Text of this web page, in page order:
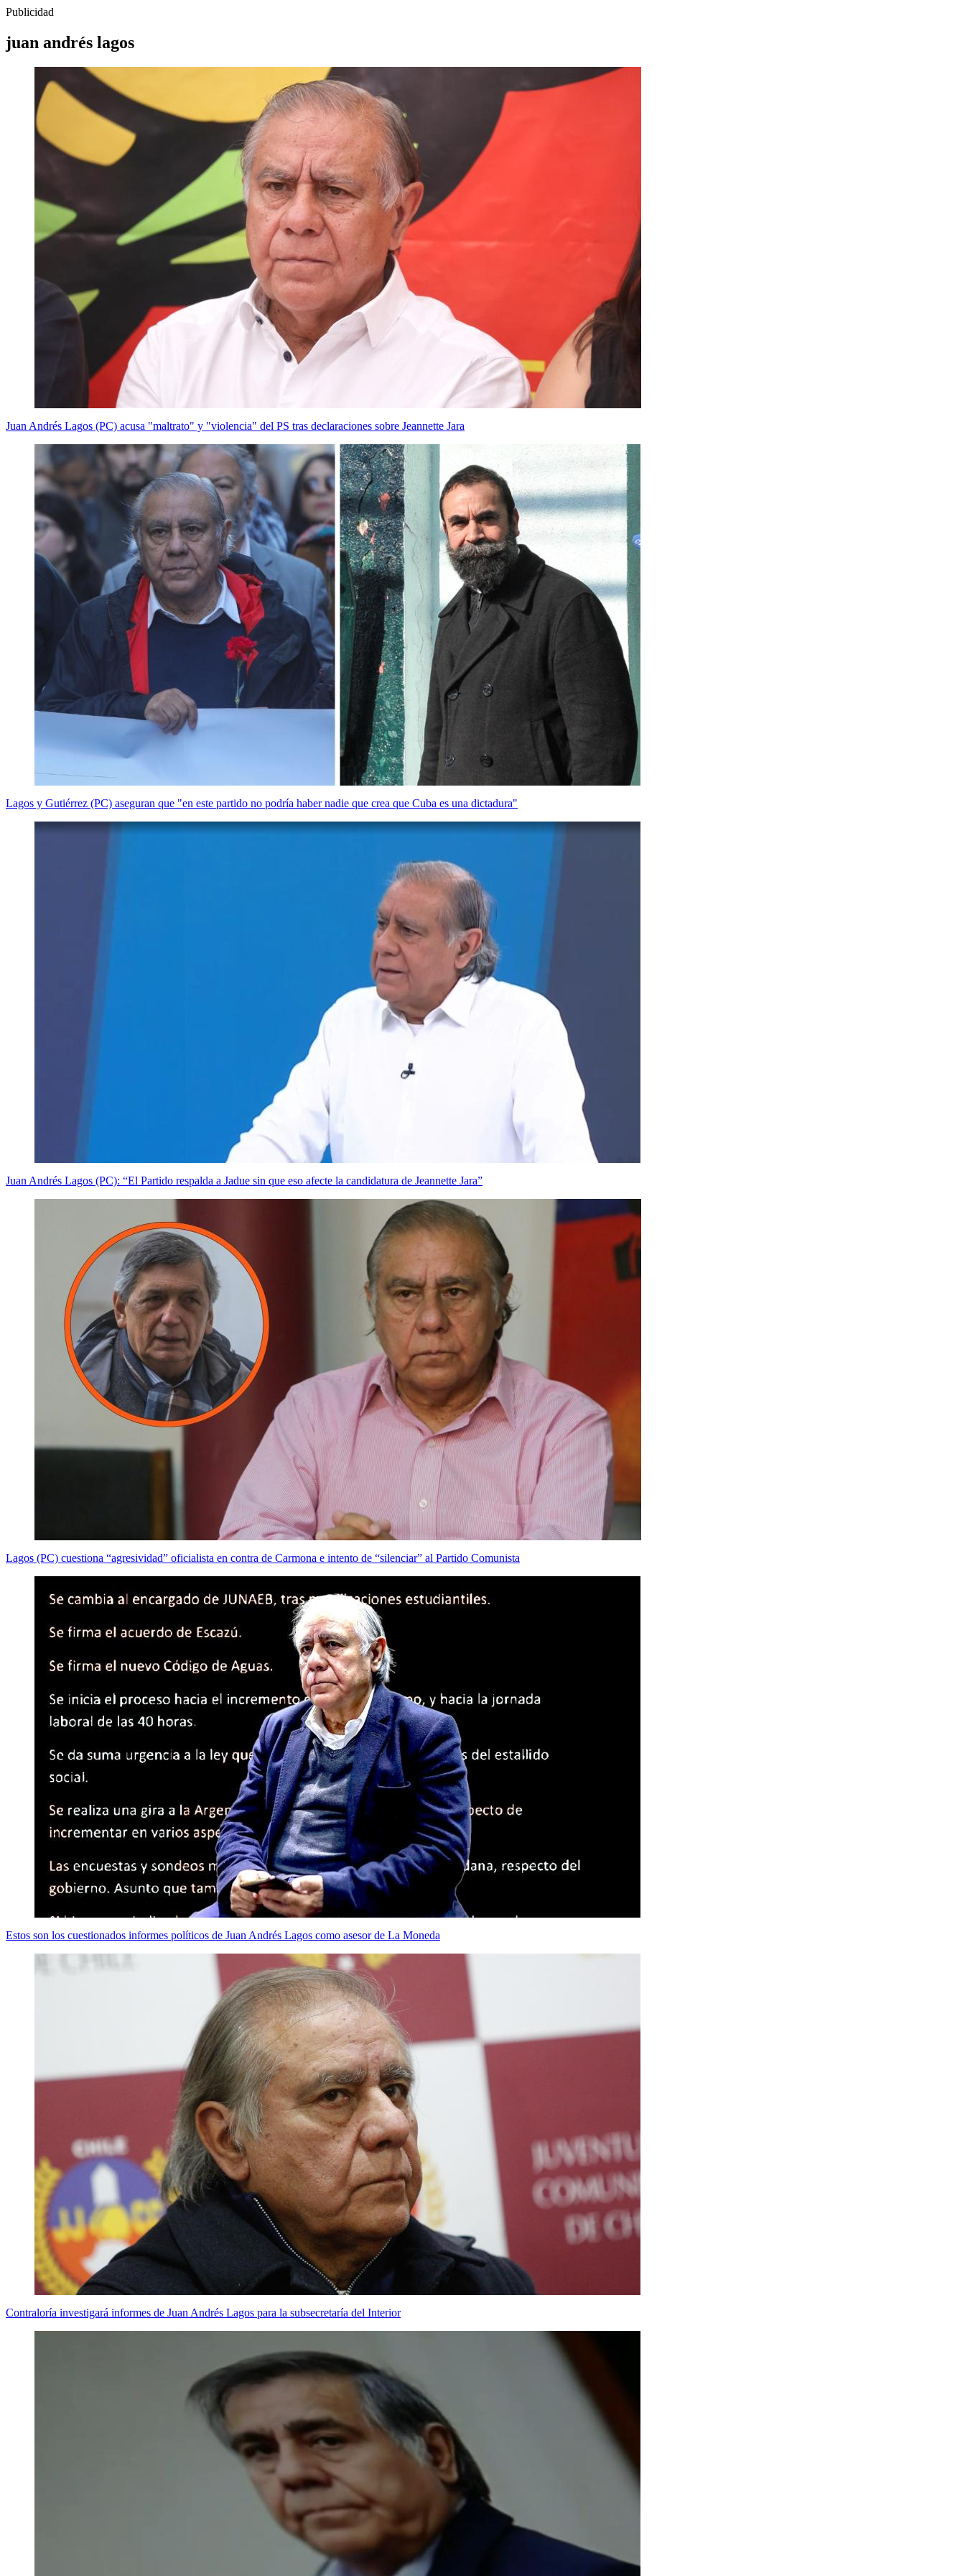
Publicidad
juan andrés lagos
Juan Andrés Lagos (PC) acusa "maltrato" y "violencia" del PS tras declaraciones sobre Jeannette Jara
Lagos y Gutiérrez (PC) aseguran que "en este partido no podría haber nadie que crea que Cuba es una dictadura"
Juan Andrés Lagos (PC): “El Partido respalda a Jadue sin que eso afecte la candidatura de Jeannette Jara”
Lagos (PC) cuestiona “agresividad” oficialista en contra de Carmona e intento de “silenciar” al Partido Comunista
Estos son los cuestionados informes políticos de Juan Andrés Lagos como asesor de La Moneda
Contraloría investigará informes de Juan Andrés Lagos para la subsecretaría del Interior